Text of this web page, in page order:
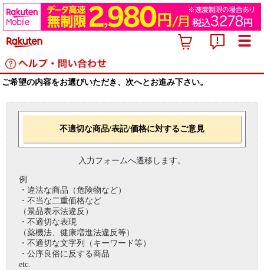
ご希望の内容をお選びいただき、次へとお進み下さい。
不適切な商品/表記/価格に対するご意見
入力フォームへ遷移します。
例
・違法な商品（危険物など）
・不当な二重価格など
（景品表示法違反）
・不適切な表現
（薬機法、健康増進法違反等）
・不適切な文字列（キーワード等）
・公序良俗に反する商品
etc.